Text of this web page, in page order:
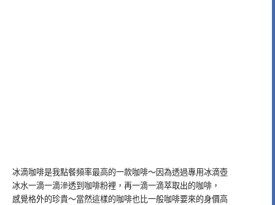
冰滴咖啡是我點餐頻率最高的一款咖啡～因為透過專用冰滴壺
冰水一滴一滴滲透到咖啡粉裡，再一滴一滴萃取出的咖啡，
感覺格外的珍貴～當然這樣的咖啡也比一般咖啡要來的身價高